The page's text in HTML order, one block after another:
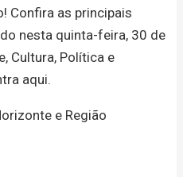
Confira as principais
nesta quinta-feira, 30 de
Cultura, Política e
aqui.
e Região